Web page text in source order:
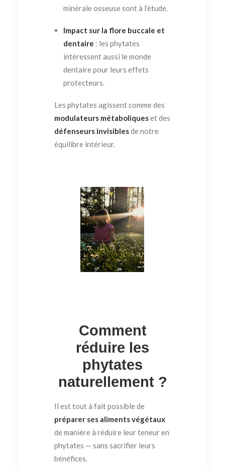
minérale osseuse sont à l’étude.
Impact sur la flore buccale et
dentaire : les phytates
intéressent aussi le monde
dentaire pour leurs effets
protecteurs.
Les phytates agissent comme des
modulateurs métaboliqueset des
défenseurs invisiblesde notre
équilibre intérieur.
Comment
réduire les
phytates
naturellement ?
Il est tout à fait possible de
préparer ses aliments végétaux
de manière à réduire leur teneur en
phytates — sans sacrifier leurs
bénéfices.